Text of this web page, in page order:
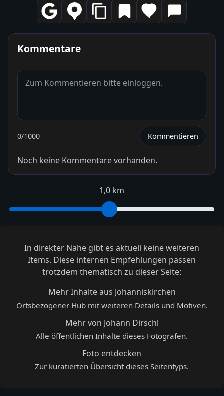
Kommentare
0/1000 Kommentieren
Noch keine Kommentare vorhanden.
1,0 km
In direkter Nähe gibt es aktuell keine weiteren
Items. Diese internen Empfehlungen passen
trotzdem thematisch zu dieser Seite:
Mehr Inhalte aus Johanniskirchen
Ortsbezogener Hub mit weiteren Details und Motiven.
Mehr von Johann Dirschl
Alle öffentlichen Inhalte dieses Fotografen.
Foto entdecken
Zur kuratierten Übersicht dieses Seitentyps.